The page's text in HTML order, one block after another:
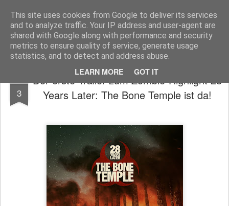
This site uses cookies from Google to deliver its services
and to analyze traffic. Your IP address and user-agent are
shared with Google along with performance and security
metrics to ensure quality of service, generate usage
statistics, and to detect and address abuse.
LEARN MORE GOT IT
MyKinoTrailer
Pages
3
Der erste Trailer zum Zombie-Highlight 28
Years Later: The Bone Temple ist da!